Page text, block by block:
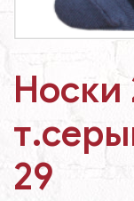
Носки
29